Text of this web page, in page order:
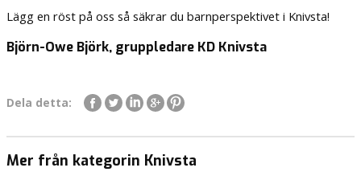
Lägg en röst på oss så säkrar du barnperspektivet i Knivsta!
Björn-Owe Björk, gruppledare KD Knivsta
Dela detta:
Mer från kategorin Knivsta